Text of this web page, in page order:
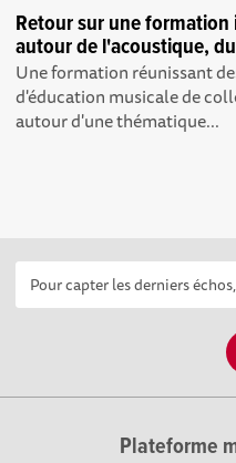
Retour sur une
autour de l'acoustique,
Une formation réunissant
d'éducation musicale de
autour d'une thématique...
Plateforme